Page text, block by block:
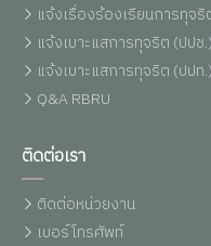
แจ้งเรื่องร้องเรียนการทุจ
แจ้งเบาะแสการทุจริต (ปปช.)
แจ้งเบาะแสการทุจริต (ปปท.)
Q&A RBRU
ติดต่อเรา
ติดต่อหน่วยงาน
เบอร์โทรศัพท์